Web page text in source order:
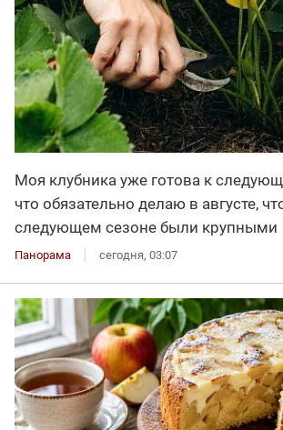
Моя клубника уже готова к
что обязательно делаю в августе,
следующем сезоне были крупными
Панорама сегодня, 03:07